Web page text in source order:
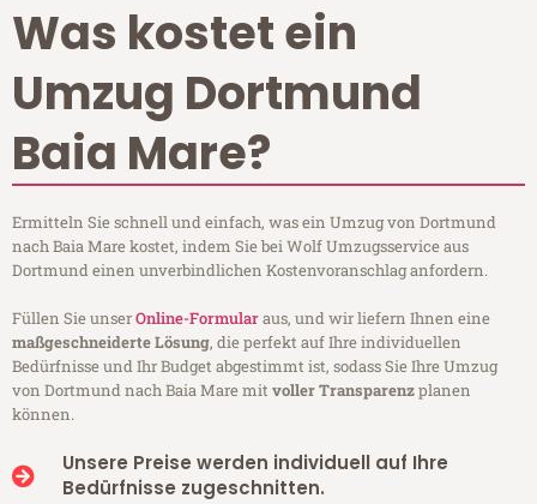
Was kostet ein
Umzug Dortmund
Baia Mare?
Ermitteln Sie schnell und einfach, was ein Umzug von Dortmund
nach Baia Mare kostet, indem Sie bei Wolf Umzugsservice aus
Dortmund einen unverbindlichen Kostenvoranschlag anfordern.
Füllen Sie unserOnline-Formularaus, und wir liefern Ihnen eine
maßgeschneiderte Lösung, die perfekt auf Ihre individuellen
Bedürfnisse und Ihr Budget abgestimmt ist, sodass Sie Ihre Umzug
von Dortmund nach Baia Mare mitvoller Transparenzplanen
können.
Unsere Preise werden individuell auf Ihre
Bedürfnisse zugeschnitten.